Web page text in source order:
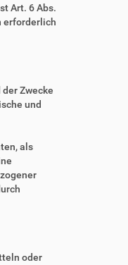
Art. 6 Abs.
erforderlich
Zwecke
und
als
oder